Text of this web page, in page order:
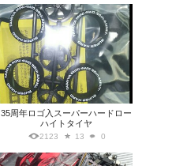
35周年ロゴ入スーパーハードロー
ハイトタイヤ
2123 13 0